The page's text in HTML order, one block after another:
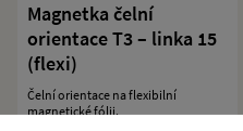
Magnetka čelní
orientace T3 – linka 15
(flexi)
Čelní orientace na flexibilní
magnetické fólii.